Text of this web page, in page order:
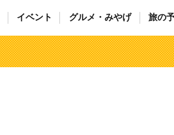
イベント グルメ・みやげ 旅の